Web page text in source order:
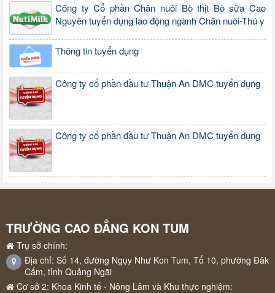
Công ty Cổ phần Chăn nuôi Bò thịt Bò sữa Cao
Nguyên tuyển dụng lao động ngành Chăn nuôi-Thú y
Thông tin tuyển dụng
Công ty cổ phần đầu tư Thuận An DMC tuyển dụng
Công ty cổ phần đầu tư Thuận An DMC tuyển dụng
TRƯỜNG CAO ĐẲNG KON TUM
Trụ sở chính:
Địa chỉ: Số 14, đường Ngụy Như Kon Tum, Tổ 10, phường Đăk
Cấm, tỉnh Quảng Ngãi
Cơ sở 2: Khoa Kinh tế - Nông Lâm và Khu thực nghiệm: